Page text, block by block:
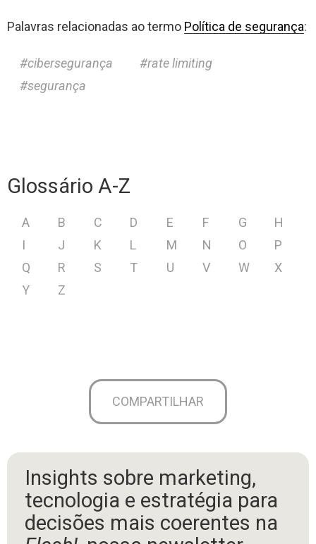
Palavras relacionadas ao termo Política de segurança:
cibersegurança
rate limiting
segurança
Glossário A-Z
A B C D E F G
H
I
J K L M N O
P
Q
R S T U V W
X
Y
Z
COMPARTILHAR
Insights sobre marketing,
tecnologia e estratégia para
decisões mais coerentes na